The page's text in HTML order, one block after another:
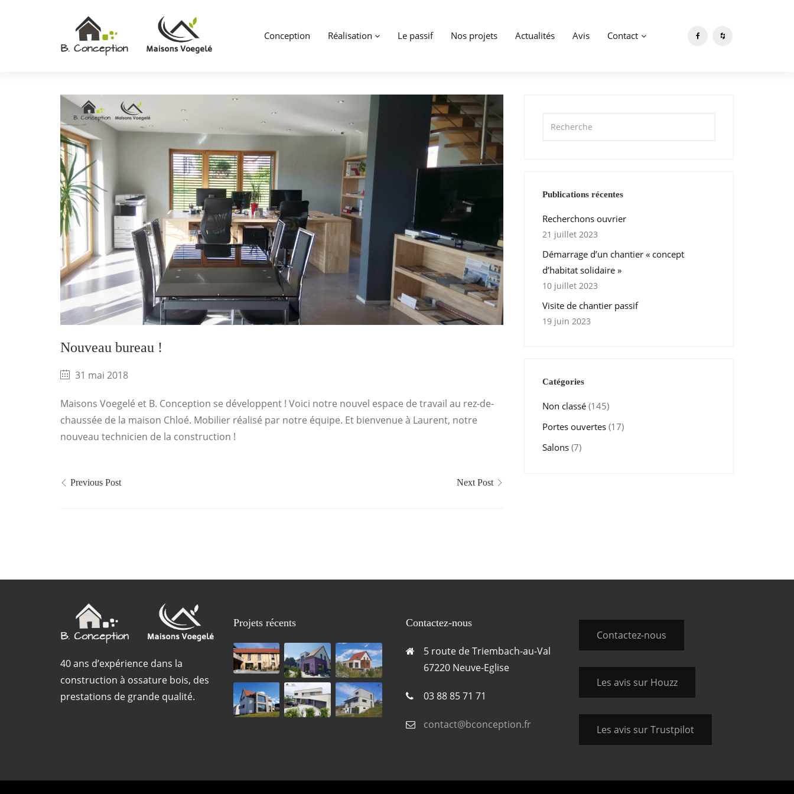
Conception Réalisation Le passif Nos projets Actualités Avis Contact
Nouveau bureau !
31 mai 2018
Maisons Voegelé et B. Conception se développent ! Voici notre nouvel espace de travail au rez-de-
chaussée de la maison Chloé. Mobilier réalisé par notre équipe. Et bienvenue à Laurent, notre
nouveau technicien de la construction !
Previous Post Next Post
Publications récentes
Recherchons ouvrier
21 juillet 2023
Démarrage d’un chantier « concept
d’habitat solidaire »
10 juillet 2023
Visite de chantier passif
19 juin 2023
Catégories
Non classé (145)
Portes ouvertes (17)
Salons (7)
40 ans d’expérience dans la
construction à ossature bois, des
prestations de grande qualité.
Projets récents Contactez-nous
5 route de Triembach-au-Val
67220 Neuve-Eglise
03 88 85 71 71
contact@bconception.fr
Contactez-nous
Les avis sur Houzz
Les avis sur Trustpilot